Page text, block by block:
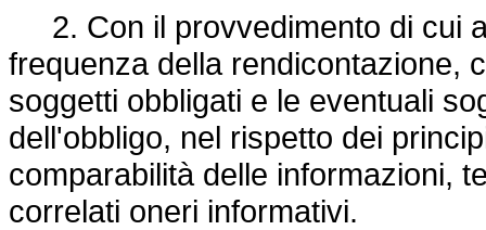
2. Con il provvedimento di cui
frequenza della rendicontazione,
soggetti obbligati e le eventuali
dell'obbligo, nel rispetto dei
comparabilità delle informazioni,
correlati oneri informativi.